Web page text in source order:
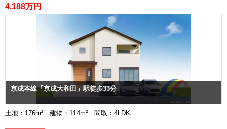
4,188万円
京成本線「京成大和田」駅徒歩33分
土地：176m² 建物：114m² 間取：4LDK